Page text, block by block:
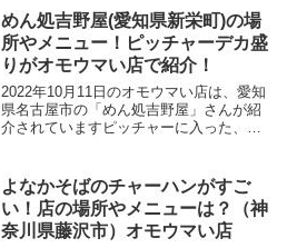
いっぱいに乗せられた天ぷらが食べたく
て訪れる人が多いようです...
めん処吉野屋(愛知県新栄町)の場
所やメニュー！ピッチャーデカ盛
りがオモウマい店で紹介！
2022年10月11日のオモウマい店は、愛知
県名古屋市の「めん処吉野屋」さんが紹
介されていますピッチャーに入った、う
カ盛り店で、たくさんの方が訪れている
んですよ！そんな...
よなかそばのチャーハンがすご
い！店の場所やメニューは？（神
奈川県藤沢市）オモウマい店